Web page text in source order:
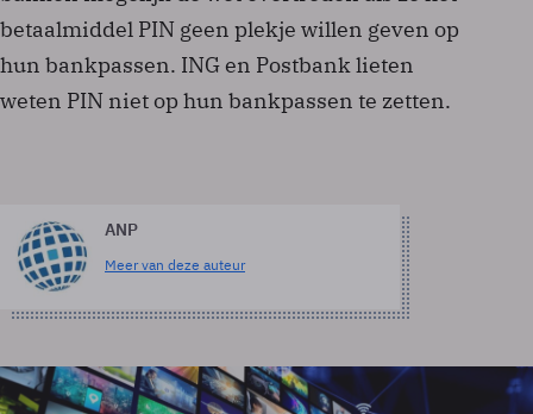
betaalmiddel PIN geen plekje willen geven op
hun bankpassen. ING en Postbank lieten
weten PIN niet op hun bankpassen te zetten.
ANP
Meer van deze auteur